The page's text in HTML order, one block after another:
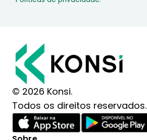
© 2026 Konsi.
Todos os direitos reservados.